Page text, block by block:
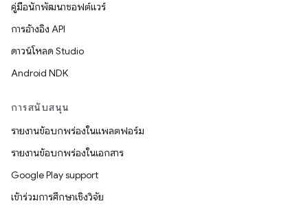
คู่มือนักพัฒนาซอฟต์แวร์
การอ้างอิง API
ดาวน์โหลด Studio
Android NDK
การสนับสนุน
รายงานข้อบกพร่องในแพลตฟอร์ม
รายงานข้อบกพร่องในเอกสาร
Google Play support
เข้าร่วมการศึกษาเชิงวิจัย